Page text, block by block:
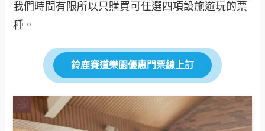
我們時間有限所以只購買可任選四項設施遊玩的票
種。
鈴鹿賽道樂園優惠門票線上訂